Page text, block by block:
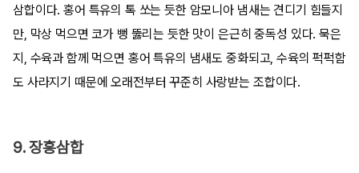
삼합이다. 홍어 특유의 톡 쏘는 듯한 암모니아 냄새는 견디기 힘들지
만, 막상 먹으면 코가 뻥 뚫리는 듯한 맛이 은근히 중독성 있다. 묵은
지, 수육과 함께 먹으면 홍어 특유의 냄새도 중화되고, 수육의 퍽퍽함
도 사라지기 때문에 오래전부터 꾸준히 사랑받는 조합이다.
9. 장흥삼합